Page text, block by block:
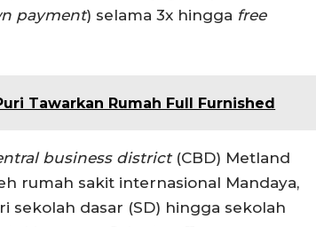
payment) selama 3x hingga free
Tawarkan Rumah Full Furnished
business district(CBD) Metland
rumah sakit internasional Mandaya,
sekolah dasar (SD) hingga sekolah